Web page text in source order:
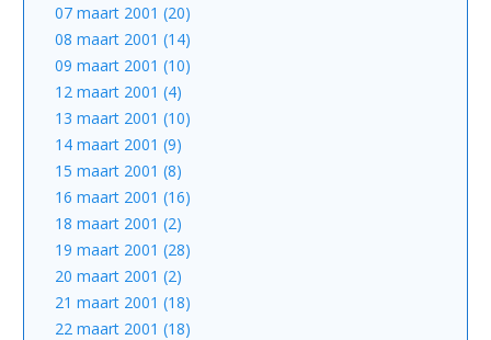
07 maart 2001 (20)
08 maart 2001 (14)
09 maart 2001 (10)
12 maart 2001 (4)
13 maart 2001 (10)
14 maart 2001 (9)
15 maart 2001 (8)
16 maart 2001 (16)
18 maart 2001 (2)
19 maart 2001 (28)
20 maart 2001 (2)
21 maart 2001 (18)
22 maart 2001 (18)